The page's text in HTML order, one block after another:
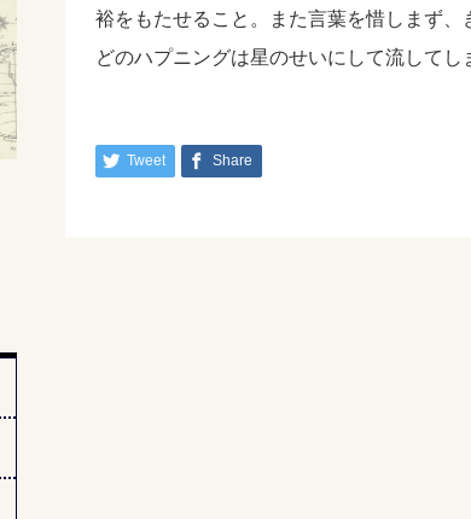
裕をもたせること。また言葉を惜しまず
どのハプニングは星のせいにして流して
Tweet Share